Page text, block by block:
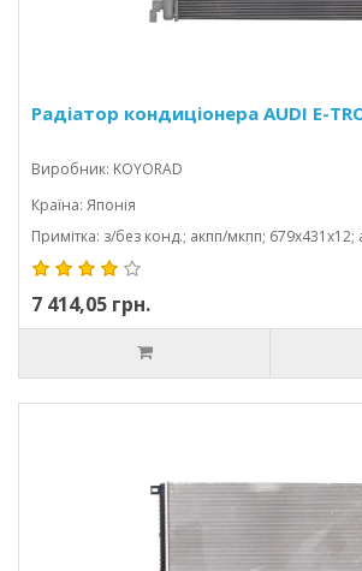
Радіатор кондиціонера AUDI E-
Виробник: KOYORAD
Країна: Японія
7 414,05 грн.